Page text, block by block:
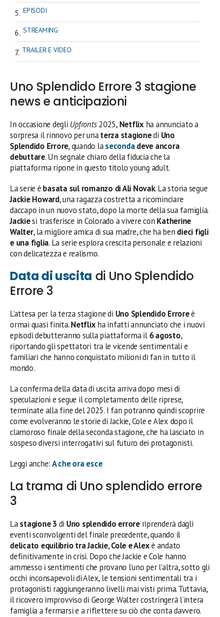
EPISODI
STREAMING
TRAILER E VIDEO
Uno Splendido Errore 3 stagione
news e anticipazioni
In occasione degli Upfronts2025, Netflixha annunciato a
sorpresa il rinnovo per unaterza stagionedi Uno
Splendido Errore, quando lasecondadeve ancora
debuttare. Un segnale chiaro della fiducia che la
piattaforma ripone in questo titolo young adult.
La serie è basata sul romanzo di Ali Novak. La storia segue
Jackie Howard, una ragazza costretta a ricominciare
daccapo in un nuovo stato, dopo la morte della sua famiglia.
Jackiesi trasferisce in Colorado a vivere con Katherine
Walter, la migliore amica di sua madre, che ha ben dieci figli
e una figlia. La serie esplora crescita personale e relazioni
con delicatezza e realismo.
Data di uscita di Uno Splendido
Errore 3
L’attesa per la terza stagione di Uno Splendido Erroreè
ormai quasi finita.Netflixha infatti annunciato che i nuovi
episodi debutteranno sulla piattaforma il 6 agosto,
riportando gli spettatori tra le vicende sentimentali e
familiari che hanno conquistato milioni di fan in tutto il
mondo.
La conferma della data di uscita arriva dopo mesi di
speculazioni e segue il completamento delle riprese,
terminate alla fine del 2025. I fan potranno quindi scoprire
come evolveranno le storie di Jackie, Cole e Alex dopo il
clamoroso finale della seconda stagione, che ha lasciato in
sospeso diversi interrogativi sul futuro dei protagonisti.
Leggi anche: A che ora esce
La trama di Uno splendido errore
3
Lastagione 3 di Uno splendido erroreriprenderà dagli
eventi sconvolgenti del finale precedente, quando il
delicato equilibrio tra Jackie, Cole e Alexè andato
definitivamente in crisi. Dopo che Jackie e Cole hanno
ammesso i sentimenti che provano l’uno per l’altra, sotto gli
occhi inconsapevoli di Alex, le tensioni sentimentali tra i
protagonisti raggiungeranno livelli mai visti prima. Tuttavia,
il ricovero improvviso di George Walter costringerà l’intera
famiglia a fermarsi e a riflettere su ciò che conta davvero.